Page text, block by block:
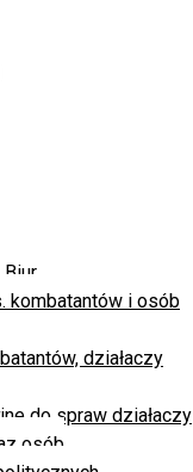
kombatantów i osób
działaczy
do spraw działaczy
osób